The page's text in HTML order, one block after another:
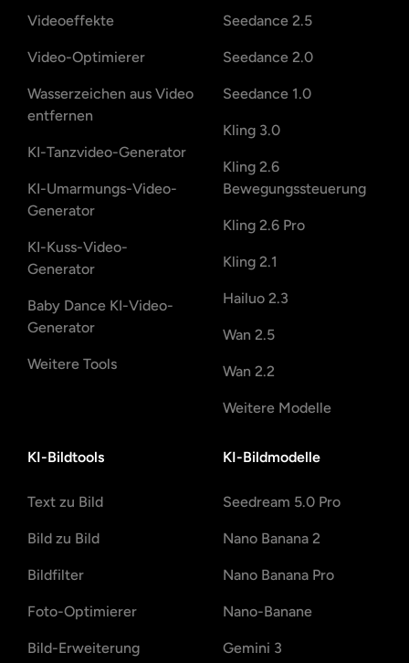
Videoeffekte
Video-Optimierer
Wasserzeichen aus Video
entfernen
KI-Tanzvideo-Generator
KI-Umarmungs-Video-
Generator
KI-Kuss-Video-
Generator
Baby Dance KI-Video-
Generator
Weitere Tools
Seedance 2.5
Seedance 2.0
Seedance 1.0
Kling 3.0
Kling 2.6
Bewegungssteuerung
Kling 2.6 Pro
Kling 2.1
Hailuo 2.3
Wan 2.5
Wan 2.2
Weitere Modelle
KI-Bildtools
Text zu Bild
Bild zu Bild
Bildfilter
Foto-Optimierer
Bild-Erweiterung
KI-Bildmodelle
Seedream 5.0 Pro
Nano Banana 2
Nano Banana Pro
Nano-Banane
Gemini 3